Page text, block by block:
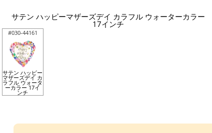
サテン ハッピーマザーズデイ カラフル ウォーターカラー
17インチ
#030-44161
サテン ハッピー
マザーズデイ カ
ラフル ウォータ
ーカラー 17イ
ンチ